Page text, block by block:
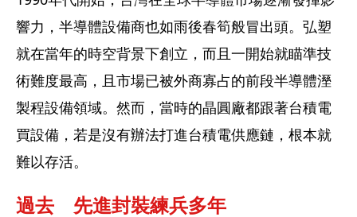
響力，半導體設備商也如雨後春筍般冒出頭。弘塑
就在當年的時空背景下創立，而且一開始就瞄準技
術難度最高，且市場已被外商寡占的前段半導體溼
製程設備領域。然而，當時的晶圓廠都跟著台積電
買設備，若是沒有辦法打進台積電供應鏈，根本就
難以存活。
過去　先進封裝練兵多年